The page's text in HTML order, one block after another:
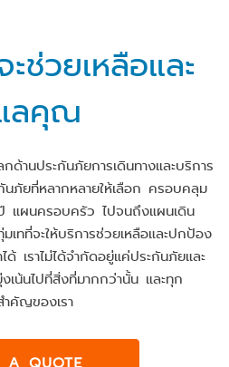
ะช่วยเหลือและ
ลคุณ
กด้านประกันภัยการเดินทางและบริการ
นภัยที่หลากหลายให้เลือก ครอบคลุม
แผนครอบครัว ไปจนถึงแผนเดิน
เทที่จะให้บริการช่วยเหลือและปกป้อง
ด้ เราไม่ได้จำกัดอยู่แค่ประกันภัยและ
งเน้นไปที่สิ่งที่มากกว่านั้น และทุก
ำคัญของเรา
A QUOTE